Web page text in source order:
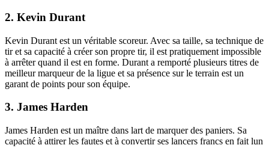
2. Kevin Durant
Kevin Durant est un véritable scoreur. Avec sa taille, sa technique de
tir et sa capacité à créer son propre tir, il est pratiquement impossible
à arrêter quand il est en forme. Durant a remporté plusieurs titres de
meilleur marqueur de la ligue et sa présence sur le terrain est un
garant de points pour son équipe.
3. James Harden
James Harden est un maître dans lart de marquer des paniers. Sa
capacité à attirer les fautes et à convertir ses lancers francs en fait lun